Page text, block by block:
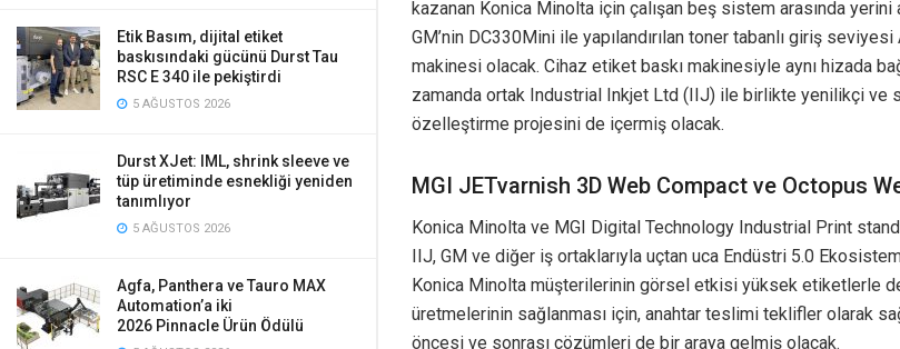
Etik Basım, dijital etiket
baskısındaki gücünü Durst Tau
RSC E 340 ile pekiştirdi
5 AĞUSTOS 2026
Durst XJet: IML, shrink sleeve ve
tüp üretiminde esnekliği yeniden
tanımlıyor
5 AĞUSTOS 2026
Agfa, Panthera ve Tauro MAX
Automation’a iki
2026 Pinnacle Ürün Ödülü
kazanan Konica Minolta için çalışan beş sistem arasında
GM’nin DC330Mini ile yapılandırılan toner tabanlı giriş
makinesi olacak. Cihaz etiket baskı makinesiyle aynı hizada
zamanda ortak Industrial Inkjet Ltd (IIJ) ile birlikte yenilikçi ve
özelleştirme projesini de içermiş olacak.
MGI JETvarnish 3D Web Compact ve Octopus
Konica Minolta ve MGI Digital Technology Industrial Print
IIJ, GM ve diğer iş ortaklarıyla uçtan uca Endüstri 5.0
Konica Minolta müşterilerinin görsel etkisi yüksek etiketlerle
üretmelerinin sağlanması için, anahtar teslimi teklifler olarak
öncesi ve sonrası çözümleri de bir araya gelmiş olacak.